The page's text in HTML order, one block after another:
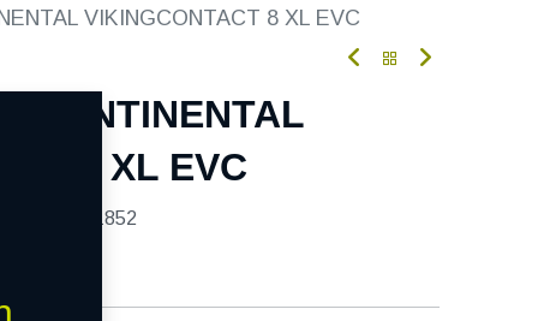
VIKINGCONTACT 8 XL EVC
CONTINENTAL
8 XL EVC
241852